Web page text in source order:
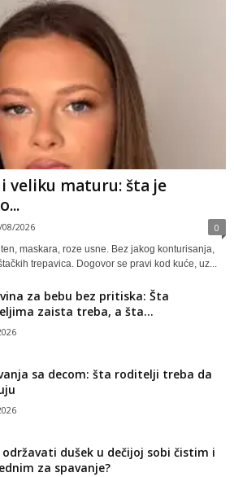
veliku maturu: šta je
08/2026 0
maskara, roze usne. Bez jakog konturisanja,
trepavica. Dogovor se pravi kod kuće, uz...
za bebu bez pritiska: Šta
zaista treba, a šta...
sa decom: šta roditelji treba da
održavati dušek u dečijoj sobi čistim i
za spavanje?